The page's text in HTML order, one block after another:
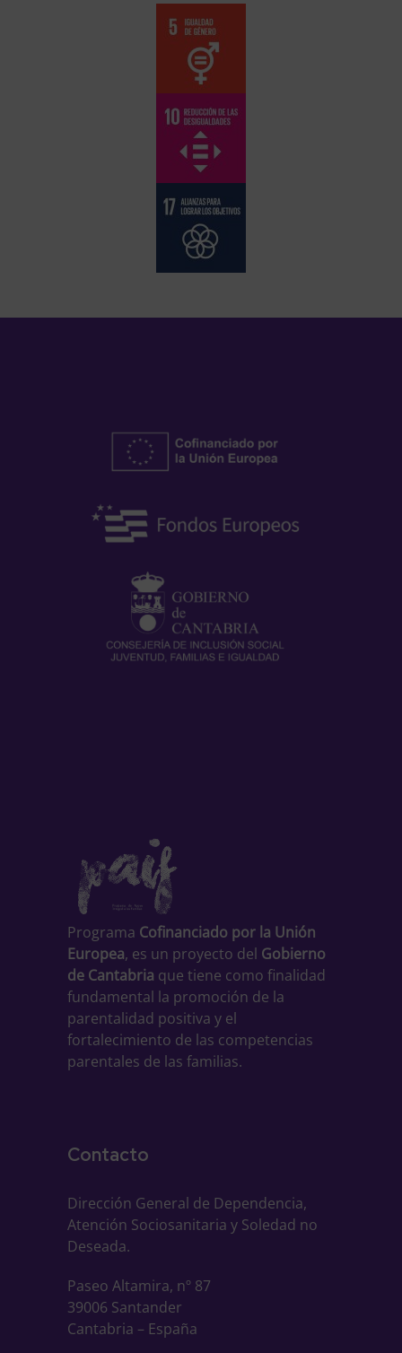
Programa Cofinanciado por la Unión
Europea, es un proyecto del Gobierno
de Cantabria que tiene como finalidad
fundamental la promoción de la
parentalidad positiva y el
fortalecimiento de las competencias
parentales de las familias.
Contacto
Dirección General de Dependencia,
Atención Sociosanitaria y Soledad no
Deseada.
Paseo Altamira, nº 87
39006 Santander
Cantabria – España